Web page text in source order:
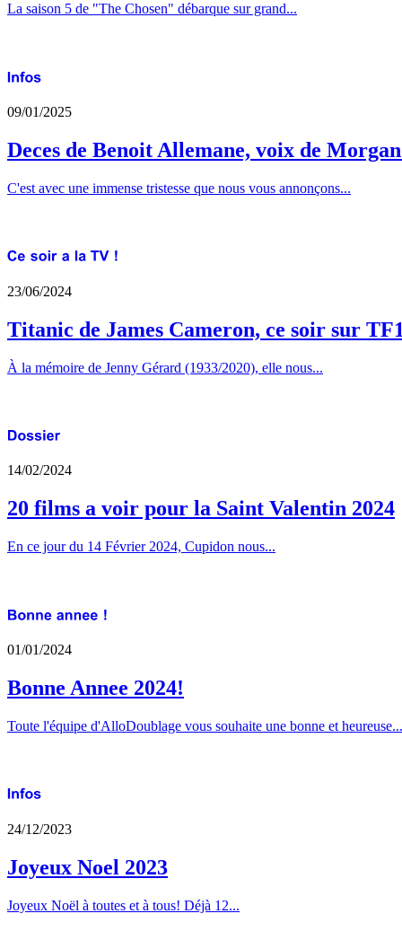
La saison 5 de "The Chosen" débarque sur grand...
09/01/2025
Deces de Benoit Allemane, voix de
C'est avec une immense tristesse que nous vous annonçons...
23/06/2024
Titanic de James Cameron, ce soir sur
À la mémoire de Jenny Gérard (1933/2020), elle nous...
14/02/2024
20 films a voir pour la Saint Valentin 2024
En ce jour du 14 Février 2024, Cupidon nous...
01/01/2024
Bonne Annee 2024!
Toute l'équipe d'AlloDoublage vous souhaite une bonne et heureuse...
24/12/2023
Joyeux Noel 2023
Joyeux Noël à toutes et à tous! Déjà 12...